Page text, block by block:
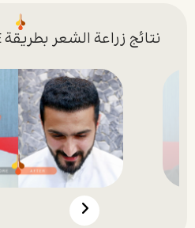
نتائج زراعة الشعر بطريقة FUE في عيادات بادرا